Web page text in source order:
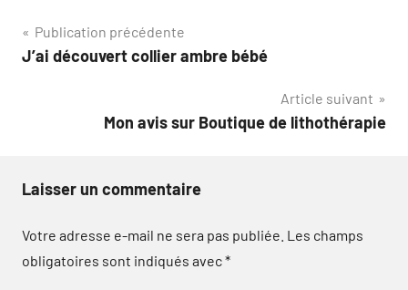
Navigation
de
Publication précédente
J’ai découvert collier ambre bébé
Article suivant
Mon avis sur Boutique de lithothérapie
Laisser un commentaire
Votre adresse e-mail ne sera pas publiée. Les champs
obligatoires sont indiqués avec*